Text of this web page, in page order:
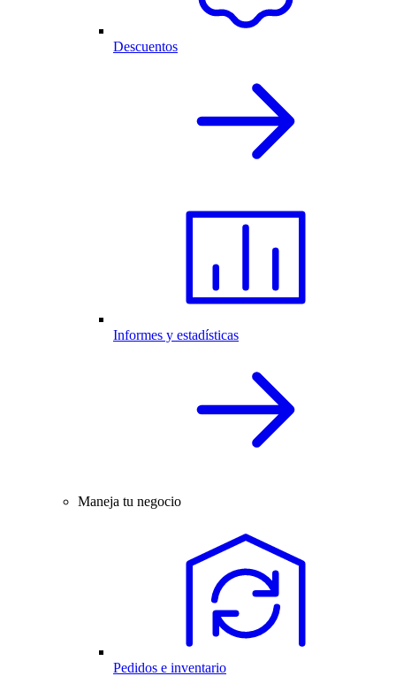
Descuentos
Informes y estadísticas
Maneja tu negocio
Pedidos e inventario